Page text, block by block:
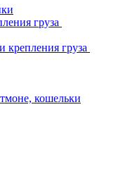
груза
груза
кошельки